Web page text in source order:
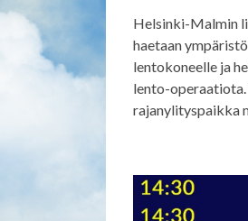
Helsinki-Malmin
haetaan
lentokoneelle ja
lento-
rajanylityspaikka